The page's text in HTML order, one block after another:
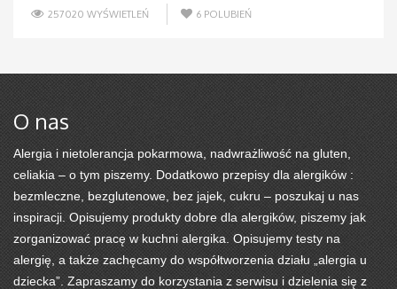
257020 WYŚWIETLEŃ 6 POLUBIEŃ
O nas
Alergia i nietolerancja pokarmowa, nadwrażliwość na gluten,
celiakia – o tym piszemy. Dodatkowo przepisy dla alergików :
bezmleczne, bezglutenowe, bez jajek, cukru – poszukaj u nas
inspiracji. Opisujemy produkty dobre dla alergików, piszemy jak
zorganizować pracę w kuchni alergika. Opisujemy testy na
alergię, a także zachęcamy do współtworzenia działu „alergia u
dziecka”. Zapraszamy do korzystania z serwisu i dzielenia się z